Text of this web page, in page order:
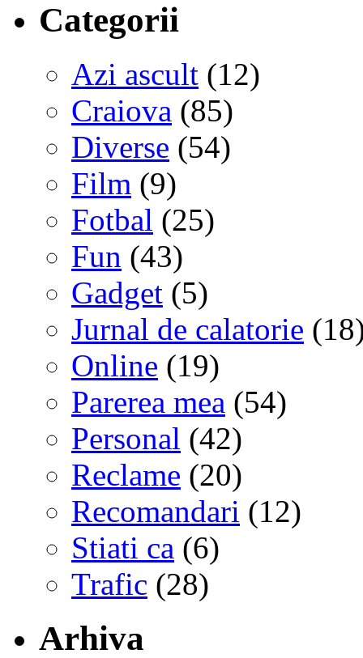
Categorii
Azi ascult (12)
Craiova (85)
Diverse (54)
Film (9)
Fotbal (25)
Fun (43)
Gadget (5)
Jurnal de calatorie
Online (19)
Parerea mea (54)
Personal (42)
Reclame (20)
Recomandari (12)
Stiati ca (6)
Trafic (28)
Arhiva